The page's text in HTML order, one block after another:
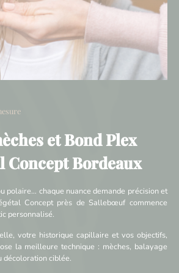
et Bond Plex
Concept Bordeaux
polaire… chaque nuance demande précision et
Concept près de Sallebœuf commence
personnalisé.
votre historique capillaire et vos objectifs,
la meilleure technique : mèches, balayage
décoloration ciblée.